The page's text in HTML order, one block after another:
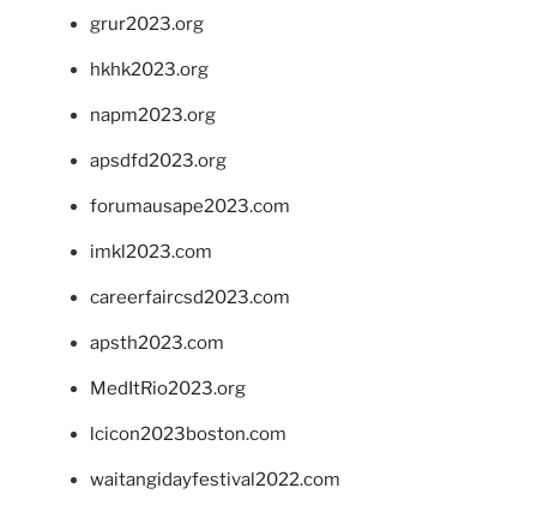
grur2023.org
hkhk2023.org
napm2023.org
apsdfd2023.org
forumausape2023.com
imkl2023.com
careerfaircsd2023.com
apsth2023.com
MedItRio2023.org
lcicon2023boston.com
waitangidayfestival2022.com